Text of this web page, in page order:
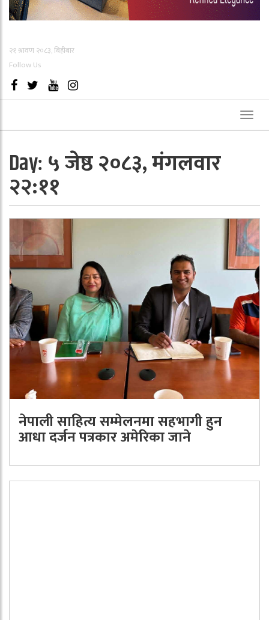
२१ श्रावण २०८३, बिहीबार
Follow Us
Day: ५ जेष्ठ २०८३, मंगलवार
२२:११
नेपाली साहित्य सम्मेलनमा सहभागी हुन
आधा दर्जन पत्रकार अमेरिका जाने